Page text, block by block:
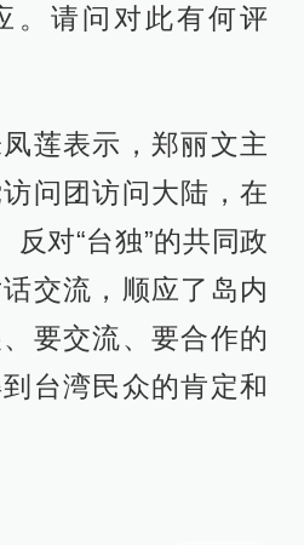
。请问对此有何评
莲表示，郑丽文主
问团访问大陆，在
反对“台独”的共同政
交流，顺应了岛内
要交流、要合作的
台湾民众的肯定和